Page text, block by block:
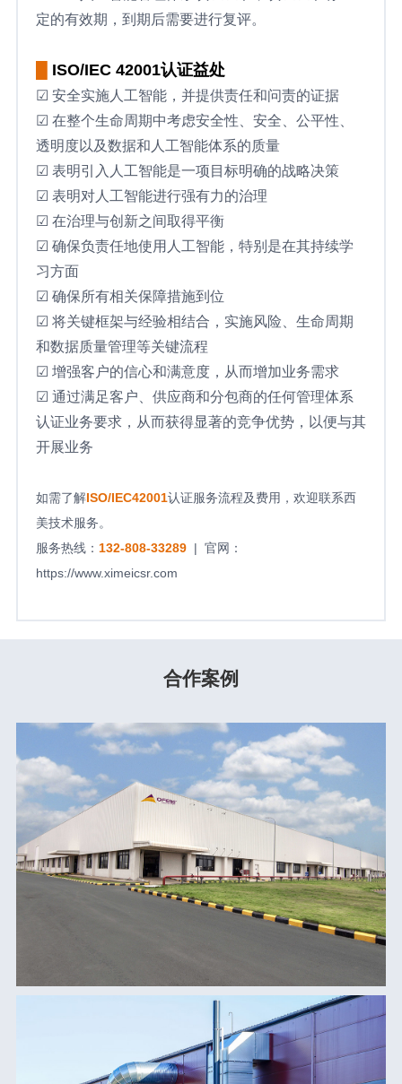
定的有效期，到期后需要进行复评。
ISO/IEC 42001认证益处
☑ 安全实施人工智能，并提供责任和问责的证据
☑ 在整个生命周期中考虑安全性、安全、公平性、
透明度以及数据和人工智能体系的质量
☑ 表明引入人工智能是一项目标明确的战略决策
☑ 表明对人工智能进行强有力的治理
☑ 在治理与创新之间取得平衡
☑ 确保负责任地使用人工智能，特别是在其持续学
习方面
☑ 确保所有相关保障措施到位
☑ 将关键框架与经验相结合，实施风险、生命周期
和数据质量管理等关键流程
☑ 增强客户的信心和满意度，从而增加业务需求
☑ 通过满足客户、供应商和分包商的任何管理体系
认证业务要求，从而获得显著的竞争优势，以便与其
开展业务
如需了解ISO/IEC42001认证服务流程及费用，欢迎联系西
美技术服务。
服务热线： 132-808-33289| 官网：
https://www.ximeicsr.com
合作案例